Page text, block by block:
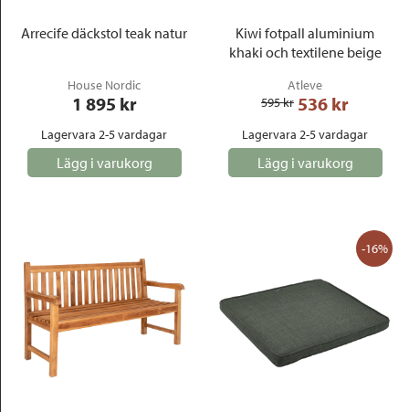
Arrecife däckstol teak natur
House Nordic
1 895 kr
Lagervara 2-5 vardagar
Lägg i varukorg
Kiwi fotpall aluminium
khaki och textilene beige
Atleve
595 kr 536 kr
Lagervara 2-5 vardagar
Lägg i varukorg
-16%